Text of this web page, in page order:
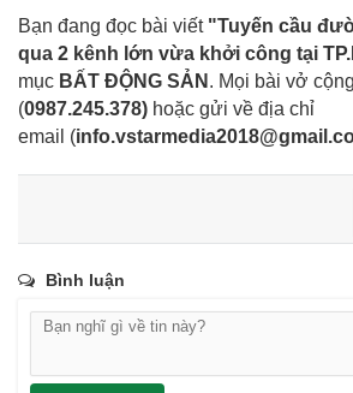
Bạn đang đọc bài viết "Tuyến cầu
qua 2 kênh lớn vừa khởi công tại
mục BẤT ĐỘNG SẢN . Mọi bài vở
(0987.245.378) hoặc gửi về địa chỉ
email (
Bình luận